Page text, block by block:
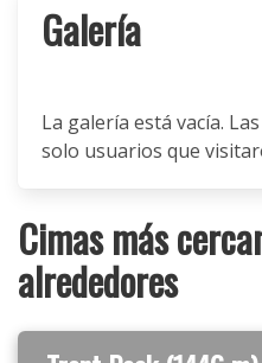
Galería
La galería está vacía.
solo usuarios que
Cimas más
alrededores